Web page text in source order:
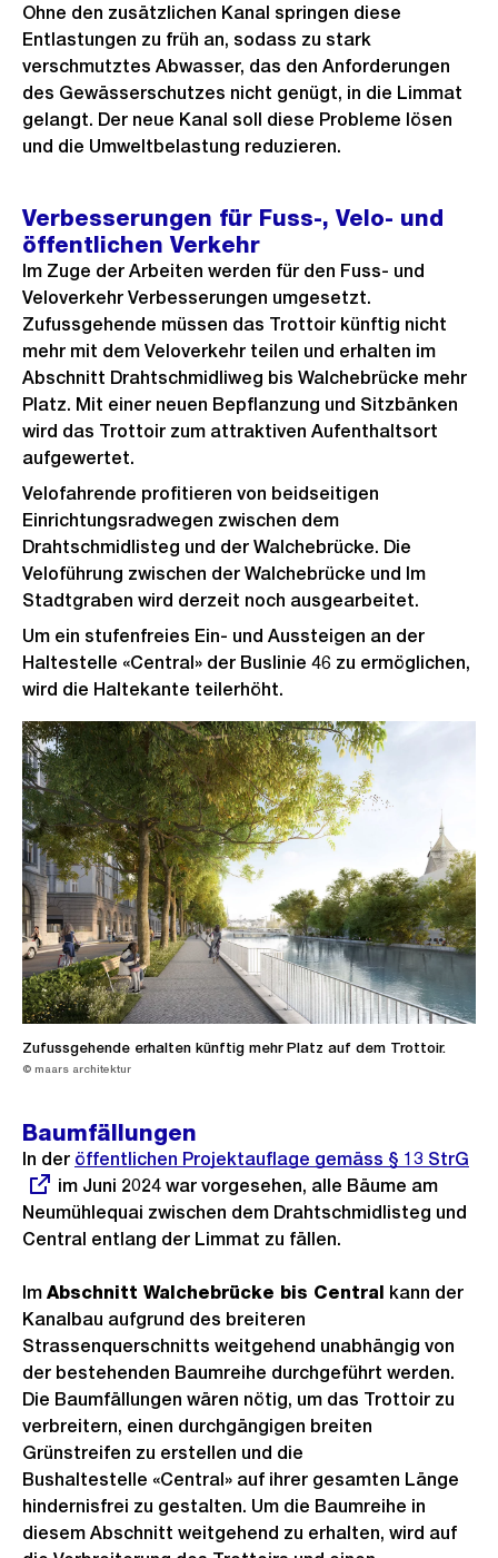
Ohne den zusätzlichen Kanal springen diese
Entlastungen zu früh an, sodass zu stark
verschmutztes Abwasser, das den Anforderungen
des Gewässerschutzes nicht genügt, in die Limmat
gelangt. Der neue Kanal soll diese Probleme lösen
und die Umweltbelastung reduzieren.
Verbesserungen für Fuss-, Velo- und
öffentlichen Verkehr
Im Zuge der Arbeiten werden für den Fuss- und
Veloverkehr Verbesserungen umgesetzt.
Zufussgehende müssen das Trottoir künftig nicht
mehr mit dem Veloverkehr teilen und erhalten im
Abschnitt Drahtschmidliweg bis Walchebrücke mehr
Platz. Mit einer neuen Bepflanzung und Sitzbänken
wird das Trottoir zum attraktiven Aufenthaltsort
aufgewertet.
Velofahrende profitieren von beidseitigen
Einrichtungsradwegen zwischen dem
Drahtschmidlisteg und der Walchebrücke. Die
Veloführung zwischen der Walchebrücke und Im
Stadtgraben wird derzeit noch ausgearbeitet.
Um ein stufenfreies Ein- und Aussteigen an der
Haltestelle «Central» der Buslinie 46 zu ermöglichen,
wird die Haltekante teilerhöht.
Zufussgehende erhalten künftig mehr Platz auf dem Trottoir.
© maars architektur
Baumfällungen
In der Externer
Link:
öffentlichen Projektauflage gemäss § 13 StrG
im Juni 2024 war vorgesehen, alle Bäume am
Neumühlequai zwischen dem Drahtschmidlisteg und
Central entlang der Limmat zu fällen.
Im Abschnitt Walchebrücke bis Central kann der
Kanalbau aufgrund des breiteren
Strassenquerschnitts weitgehend unabhängig von
der bestehenden Baumreihe durchgeführt werden.
Die Baumfällungen wären nötig, um das Trottoir zu
verbreitern, einen durchgängigen breiten
Grünstreifen zu erstellen und die
Bushaltestelle «Central» auf ihrer gesamten Länge
hindernisfrei zu gestalten. Um die Baumreihe in
diesem Abschnitt weitgehend zu erhalten, wird auf